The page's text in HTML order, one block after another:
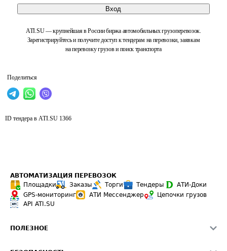
Вход
ATI.SU — крупнейшая в России биржа автомобильных грузоперевозок.
Зарегистрируйтесь и получите доступ к тендерам на перевозки, заявкам
на перевозку грузов и поиск транспорта
Поделиться
ID тендера в ATI.SU 1366
АВТОМАТИЗАЦИЯ ПЕРЕВОЗОК
Площадки
Заказы Торги Тендеры
АТИ-Доки
GPS-мониторинг
АТИ Мессенджер
Цепочки грузов
API ATI.SU
ПОЛЕЗНОЕ